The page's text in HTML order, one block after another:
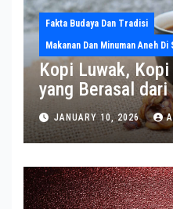
Fakta Budaya Dan Tradisi
Makanan Dan Minuman Aneh Di
Kopi Luwak,
yang Berasal dari
JANUARY 10, 2026